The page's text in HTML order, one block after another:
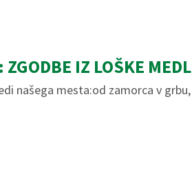
IZ LOŠKE
našega mesta:od zamorca v